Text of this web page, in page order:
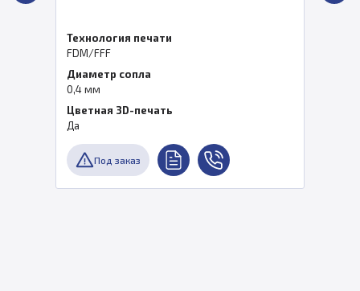
Технология печати
FDM/FFF
Диаметр сопла
0,4 мм
Цветная 3D-печать
Под заказ